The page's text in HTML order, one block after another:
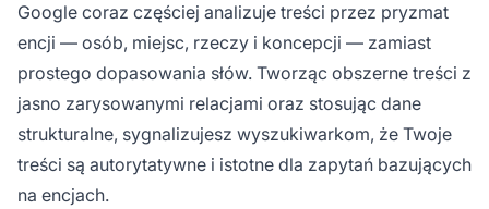
Google coraz częściej analizuje treści przez pryzmat
encji — osób, miejsc, rzeczy i koncepcji — zamiast
prostego dopasowania słów. Tworząc obszerne treści z
jasno zarysowanymi relacjami oraz stosując dane
strukturalne, sygnalizujesz wyszukiwarkom, że Twoje
treści są autorytatywne i istotne dla zapytań bazujących
na encjach.